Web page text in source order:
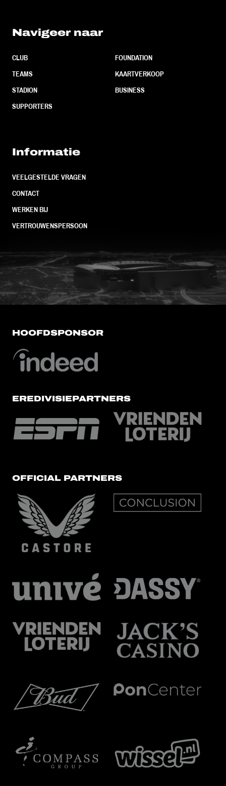
Navigeer naar
CLUB
TEAMS
STADION
SUPPORTERS
FOUNDATION
KAARTVERKOOP
BUSINESS
Informatie
VEELGESTELDE VRAGEN
CONTACT
WERKEN BIJ
VERTROUWENSPERSOON
FC Utrecht<br>vanuit<br>het
HOOFDSPONSOR
EREDIVISIEPARTNERS
OFFICIAL PARTNERS